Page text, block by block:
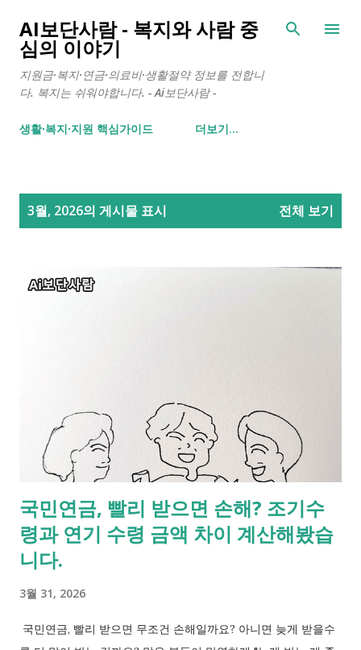
기본 콘텐츠로 건너뛰기
AI보단사람 - 복지와 사람 중
심의 이야기
지원금·복지·연금·의료비·생활절약 정보를 전합니
다. 복지는 쉬워야합니다. - Ai보단사람 -
생활∙복지∙지원 핵심가이드 더보기…
3월, 2026의 게시물 표시 전체 보기
국민연금, 빨리 받으면 손해? 조기수
령과 연기 수령 금액 차이 계산해봤습
니다.
3월 31, 2026
국민연금, 빨리 받으면 무조건 손해일까요? 아니면 늦게 받을수